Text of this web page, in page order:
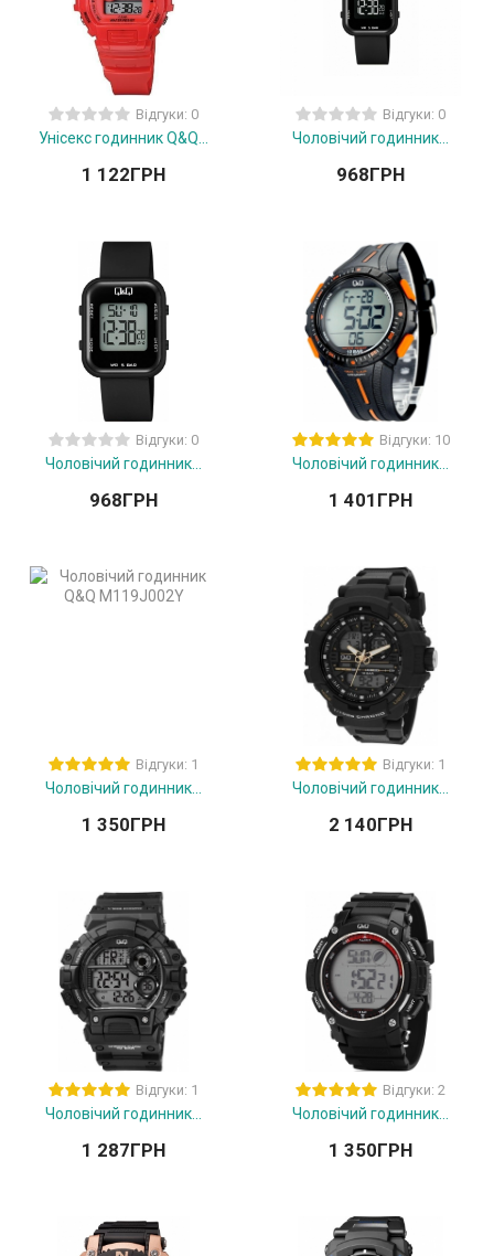
Відгуки: 0
Унісекс годинник Q&Q...
1 122ГРН
Відгуки: 0
Чоловічий годинник...
968ГРН
Відгуки: 0
Чоловічий годинник...
968ГРН
Відгуки: 10
Чоловічий годинник...
1 401 ГРН
Відгуки: 1
Чоловічий годинник...
1 350ГРН
Відгуки: 1
Чоловічий годинник...
2 140ГРН
Відгуки: 1
Чоловічий годинник...
1 287ГРН
Відгуки: 2
Чоловічий годинник...
1 350ГРН